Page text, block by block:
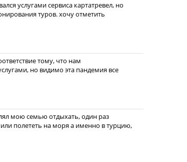
услугами сервиса картатревел, но
туров. хочу отметить
тому, что нам
но видимо эта пандемия все
мою семью отдыхать, один раз
полететь на моря а именно в турцию,